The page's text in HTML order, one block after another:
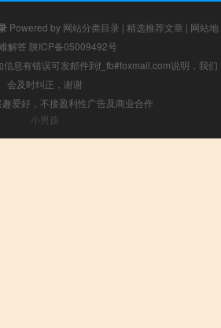
Powered by 网站分类目录 | 精选推荐文章 | 网站地
解答 陕ICP备05009492号
息有错误可发邮件到f_fb#foxmail.com说明，我们
会及时纠正，谢谢
爱好，不接盈利性广告及商业合作
小男孩